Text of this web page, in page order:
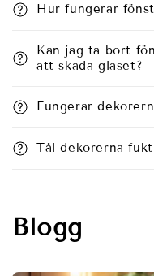
Hur fungerar
Kan jag ta bort
att skada glaset?
Fungerar
Tål dekorerna
Blogg